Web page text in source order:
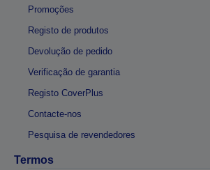
Promoções
Registo de produtos
Devolução de pedido
Verificação de garantia
Registo CoverPlus
Contacte-nos
Pesquisa de revendedores
Termos